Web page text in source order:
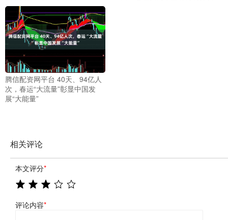
腾信配资网平台 40天、94亿人
次，春运“大流量”彰显中国发
展“大能量”
相关评论
本文评分*
评论内容*